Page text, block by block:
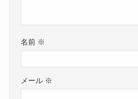
名前 ※
メール ※